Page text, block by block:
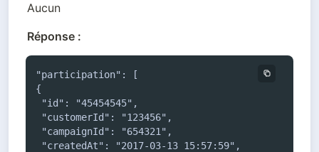
Aucun
Réponse :
"participation": [
{
"id": "45454545",
"customerId": "123456",
"campaignId": "654321",
"createdAt": "2017-03-13 15:57:59",